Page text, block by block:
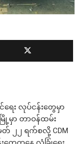
ရေး လုပ်ငန်းတွေမှာ
မှာ တာဝန်ထမ်း
တ် ၂၂ ရက်စလို့ CDM